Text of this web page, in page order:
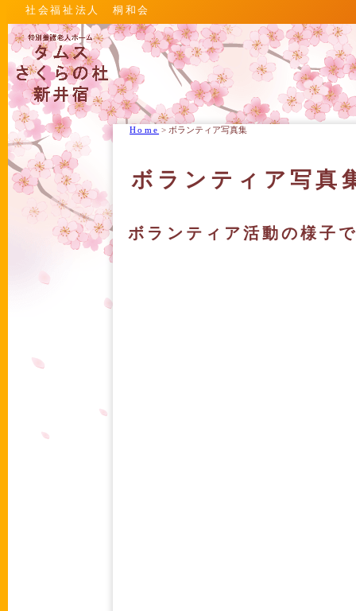
社会福祉法人 桐和会
Home > ボランティア写真集
ボランティア写真
ボランティア活動の様子